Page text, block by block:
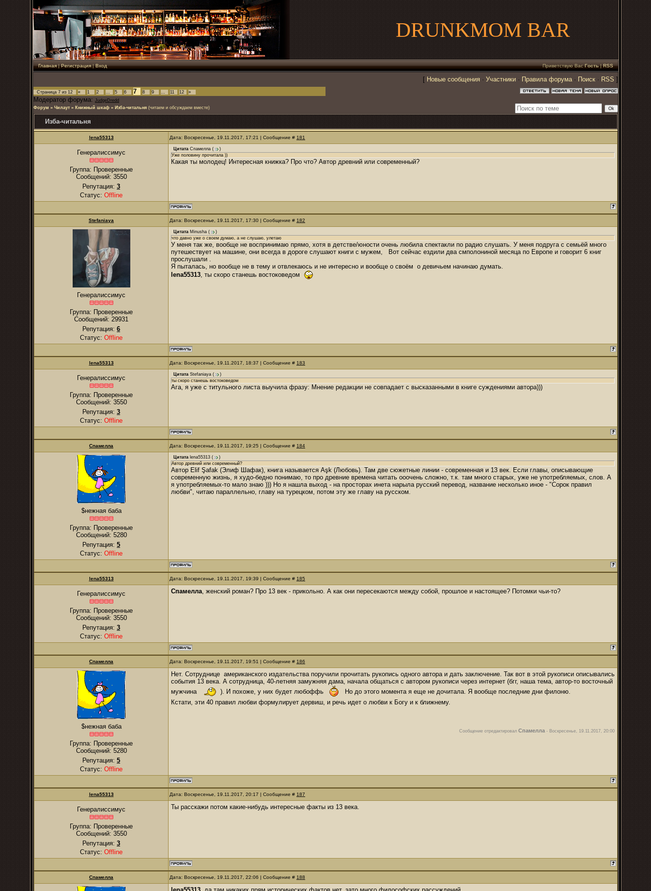
DRUNKMOM BAR
Главная|Регистрация|Вход Приветствую Вас Гость|RSS
[ Новые сообщения · Участники · Правила форума· Поиск · RSS ]
Страница 7 из 12 « 1 2 … 5 6 7 8 9 … 11 12 »
Модератор форума: JudgeDredd
Форум » Чилаут » Книжный шкаф » Изба-читальня (читаем и обсуждаем вместе)
Изба-читальня
lena55313 Дата: Воскресенье, 19.11.2017, 17:21 | Сообщение # 181
Генералиссимус
Группа: Проверенные
Сообщений: 3550
Репутация: 3
Статус: Offline
Цитата Спамелла (
)
Уже половину прочитала ))
Какая ты молодец! Интересная книжка? Про что? Автор древний или современный?
Stefaniaya Дата: Воскресенье, 19.11.2017, 17:30 | Сообщение # 182
Генералиссимус
Группа: Проверенные
Сообщений: 29931
Репутация: 6
Статус: Offline
Цитата Minusha (
)
что давно уже о своем думаю, а не слушаю, улетаю
У меня так же, вообще не воспринимаю прямо, хотя в детстве/юности очень любила спектакли по радио слушать. У меня подруга с семьёй много
путешествует на машине, они всегда в дороге слушают книги с мужем, Вот сейчас ездили два смполониной месяца по Европе и говорит 6 книг
прослушали .
Я пыталась, но вообще не в тему и отвлекаюсь и не интересно и вообще о своём о девичьем начинаю думать.
lena55313 , ты скоро станешь востоковедом
lena55313 Дата: Воскресенье, 19.11.2017, 18:37 | Сообщение # 183
Генералиссимус
Группа: Проверенные
Сообщений: 3550
Репутация: 3
Статус: Offline
Цитата Stefaniaya (
)
ты скоро станешь востоковедом
Ага, я уже с титульного листа выучила фразу: Мнение редакции не совпадает с высказанными в книге суждениями автора)))
Спамелла Дата: Воскресенье, 19.11.2017, 19:25 | Сообщение # 184
$нежная баба
Группа: Проверенные
Сообщений: 5280
Репутация: 5
Статус: Offline
Цитата lena55313 (
)
Автор древний или современный?
Автор Elif Şafak (Элиф Шафак), книга называется Aşk (Любовь). Там две сюжетные линии - современная и 13 век. Если главы, описывающие
современную жизнь, я худо-бедно понимаю, то про древние времена читать ооочень сложно, т.к. там много старых, уже не употребляемых, слов. А
я употребляемых-то мало знаю ))) Но я нашла выход - на просторах инета нарыла русский перевод, название несколько иное - "Сорок правил
любви", читаю параллельно, главу на турецком, потом эту же главу на русском.
lena55313 Дата: Воскресенье, 19.11.2017, 19:39 | Сообщение # 185
Генералиссимус
Группа: Проверенные
Сообщений: 3550
Репутация: 3
Статус: Offline
Спамелла, женский роман? Про 13 век - прикольно. А как они пересекаются между собой, прошлое и настоящее? Потомки чьи-то?
Спамелла Дата: Воскресенье, 19.11.2017, 19:51 | Сообщение # 186
$нежная баба
Группа: Проверенные
Сообщений: 5280
Репутация: 5
Статус: Offline
Нет. Сотруднице американского издательства поручили прочитать рукопись одного автора и дать заключение. Так вот в этой рукописи описывались
события 13 века. А сотрудница, 40-летняя замужняя дама, начала общаться с автором рукописи через интернет (бгг, наша тема, автор-то восточный
мужчина
). И похоже, у них будет любоффь
Но до этого момента я еще не дочитала. Я вообще последние дни филоню.
Кстати, эти 40 правил любви формулирует дервиш, и речь идет о любви к Богу и к ближнему.
Сообщение отредактировал Спамелла - Воскресенье, 19.11.2017, 20:00
lena55313 Дата: Воскресенье, 19.11.2017, 20:17 | Сообщение # 187
Генералиссимус
Группа: Проверенные
Сообщений: 3550
Репутация: 3
Статус: Offline
Ты расскажи потом какие-нибудь интересные факты из 13 века.
Спамелла Дата: Воскресенье, 19.11.2017, 22:06 | Сообщение # 188